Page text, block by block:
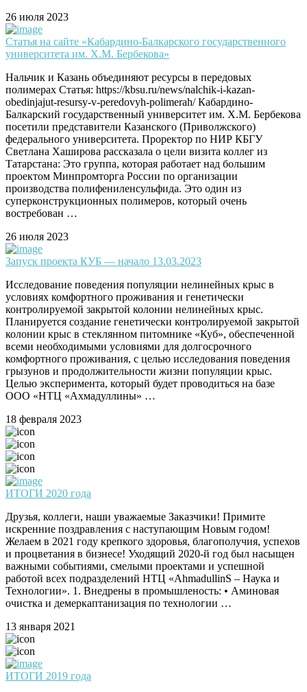
26 июля 2023
Статья на сайте «Кабардино-Балкарского государственного
университета им. Х.М. Бербекова»
Нальчик и Казань объединяют ресурсы в передовых
полимерах Статья: https://kbsu.ru/news/nalchik-i-kazan-
obedinjajut-resursy-v-peredovyh-polimerah/ Кабардино-
Балкарский государственный университет им. Х.М. Бербекова
посетили представители Казанского (Приволжского)
федерального университета. Проректор по НИР КБГУ
Светлана Хаширова рассказала о цели визита коллег из
Татарстана: Это группа, которая работает над большим
проектом Минпромторга России по организации
производства полифениленсульфида. Это один из
суперконструкционных полимеров, который очень
востребован …
26 июля 2023
Запуск проекта КУБ — начало 13.03.2023
Исследование поведения популяции нелинейных крыс в
условиях комфортного проживания и генетически
контролируемой закрытой колонии нелинейных крыс.
Планируется создание генетически контролируемой закрытой
колонии крыс в стеклянном питомнике «Куб», обеспеченной
всеми необходимыми условиями для долгосрочного
комфортного проживания, с целью исследования поведения
грызунов и продолжительности жизни популяции крыс.
Целью эксперимента, который будет проводиться на базе
ООО «НТЦ «Ахмадуллины» …
18 февраля 2023
ИТОГИ 2020 года
Друзья, коллеги, наши уважаемые Заказчики! Примите
искренние поздравления с наступающим Новым годом!
Желаем в 2021 году крепкого здоровья, благополучия, успехов
и процветания в бизнесе! Уходящий 2020-й год был насыщен
важными событиями, смелыми проектами и успешной
работой всех подразделений НТЦ «AhmadullinS – Наука и
Технологии». 1. Внедрены в промышленость: • Аминовая
очистка и демеркаптанизация по технологии …
13 января 2021
ИТОГИ 2019 года